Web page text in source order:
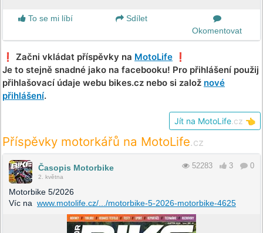
To se mi líbí
Sdílet
Okomentovat
❗️ Začni vkládat příspěvky na MotoLife ❗️
Je to stejně snadné jako na facebooku! Pro přihlášení použij
přihlašovací údaje webu bikes.cz nebo si založ nové
přihlášení.
Jít na MotoLife .cz 👈
Příspěvky motorkářů na MotoLife.cz
Časopis Motorbike
2. května
52283 3 0
Motorbike 5/2026
Víc na www.motolife.cz/.../motorbike-5-2026-motorbike-4625